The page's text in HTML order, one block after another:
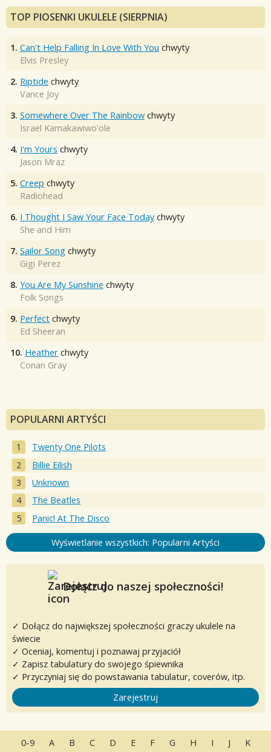
TOP PIOSENKI UKULELE (SIERPNIA)
1. Can't Help Falling In Love With You chwyty
Elvis Presley
2. Riptide chwyty
Vance Joy
3. Somewhere Over The Rainbow chwyty
Israel Kamakawiwo'ole
4. I'm Yours chwyty
Jason Mraz
5. Creep chwyty
Radiohead
6. I Thought I Saw Your Face Today chwyty
She and Him
7. Sailor Song chwyty
Gigi Perez
8. You Are My Sunshine chwyty
Folk Songs
9. Perfect chwyty
Ed Sheeran
10. Heather chwyty
Conan Gray
POPULARNI ARTYŚCI
Twenty One Pilots
Billie Eilish
Unknown
The Beatles
Panic! At The Disco
Wyświetlanie wszystkich: Popularni Artyści
Dołącz do naszej społeczności!
✓ Dołącz do największej społeczności graczy ukulele na
świecie
✓ Oceniaj, komentuj i poznawaj przyjaciół
✓ Zapisz tabulatury do swojego śpiewnika
✓ Przyczyniaj się do powstawania tabulatur, coverów, itp.
Zarejestruj
0-9 A B C D E F G H I J K